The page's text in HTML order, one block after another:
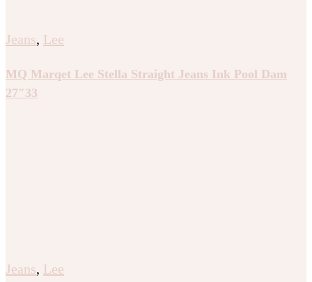
Jeans, Lee
MQ Marqet Lee Stella Straight Jeans Ink Pool Dam
27″33
Jeans, Lee